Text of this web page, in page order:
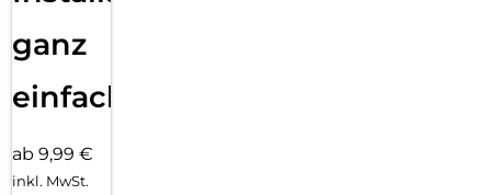
ganz
einfach
ab 9,99 €
inkl. MwSt.